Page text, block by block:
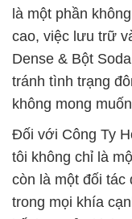
là một phần
cao, việc lưu trữ
Dense & Bột
tránh tình trạng
không mong
Đối với Công Ty
tôi không chỉ là
còn là một đối tác
trong mọi khía